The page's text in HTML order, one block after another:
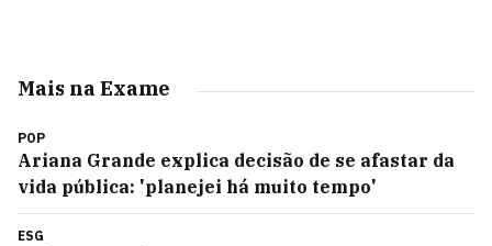
Mais na Exame
POP
Ariana Grande explica decisão de se afastar da
vida pública: 'planejei há muito tempo'
ESG